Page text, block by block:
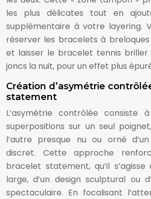
les plus délicates tout en
supplémentaire à votre layering.
réserver les bracelets à
et laisser le bracelet tennis briller
joncs la nuit, pour un effet plus
Création d’asymétrie
statement
L’asymétrie contrôlée consiste
superpositions sur un seul
l’autre presque nu ou orné
discret. Cette approche
bracelet statement, qu’il s’agisse
large, d’un design sculptural ou
spectaculaire. En focalisant